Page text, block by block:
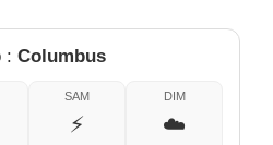
: Columbus
SAM
⚡
DIM
☁️